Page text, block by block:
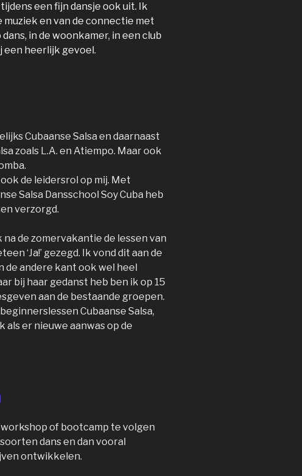
een fijn dansje ook uit. Ik
en van de connectie met
in de woonkamer, in een club
een heerlijk gevoel.
Cubaanse Salsa en daarnaast
zoals L.A. en Atiempo. Maar ook
de leidersrol op mij. Met
Salsa Dansschool Soy Cuba heb
verzorgd.
na de zomervakantie de lessen van
‘Ja!’ gezegd. Ik vond dit aan de
de andere kant ook wel heel
bij haar gedanst heb ben ik op 15
aan de bestaande groepen.
Cubaanse Salsa,
er nieuwe aanwas op de
of bootcamp te volgen
dans en dan vooral
ontwikkelen.